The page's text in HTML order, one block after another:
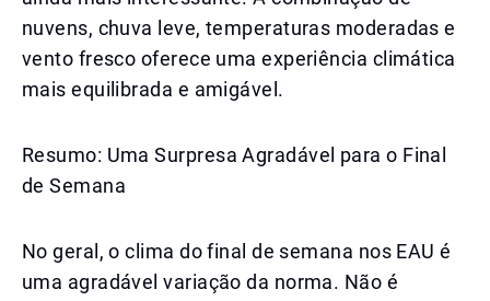
nuvens, chuva leve, temperaturas moderadas e
vento fresco oferece uma experiência climática
mais equilibrada e amigável.
Resumo: Uma Surpresa Agradável para o Final
de Semana
No geral, o clima do final de semana nos EAU é
uma agradável variação da norma. Não é